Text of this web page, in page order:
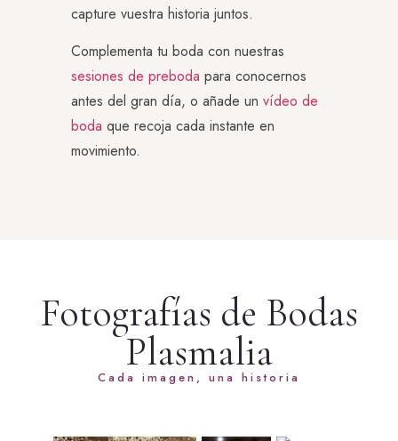
capture vuestra historia juntos.
Complementa tu boda con nuestras
sesiones de preboda para conocernos
antes del gran día, o añade un vídeo de
boda que recoja cada instante en
movimiento.
Fotografías de Bodas
Plasmalia
Cada imagen, una historia